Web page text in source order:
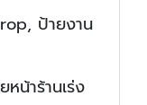
ป้ายงาน
น้าร้านเร่ง